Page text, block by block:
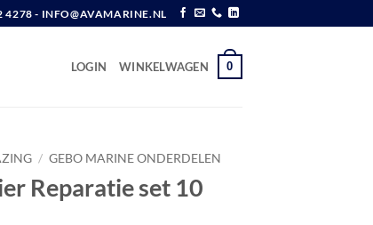
4278 - INFO@AVAMARINE.NL
LOGIN WINKELWAGEN 0
/ GEBO MARINE ONDERDELEN
Reparatie set 10